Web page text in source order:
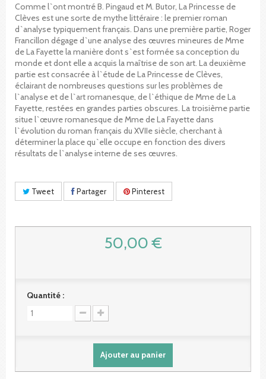
Comme l`ont montré B. Pingaud et M. Butor, La Princesse de
Clèves est une sorte de mythe littéraire : le premier roman
d`analyse typiquement français. Dans une première partie, Roger
Francillon dégage d`une analyse des œuvres mineures de Mme
de La Fayette la manière dont s`est formée sa conception du
monde et dont elle a acquis la maîtrise de son art. La deuxième
partie est consacrée à l`étude de La Princesse de Clèves,
éclairant de nombreuses questions sur les problèmes de
l`analyse et de l`art romanesque, de l`éthique de Mme de La
Fayette, restées en grandes parties obscures. La troisième partie
situe l`œuvre romanesque de Mme de La Fayette dans
l`évolution du roman français du XVIIe siècle, cherchant à
déterminer la place qu`elle occupe en fonction des divers
résultats de l`analyse interne de ses œuvres.
Tweet Partager Pinterest
50,00 €
Quantité :
Ajouter au panier